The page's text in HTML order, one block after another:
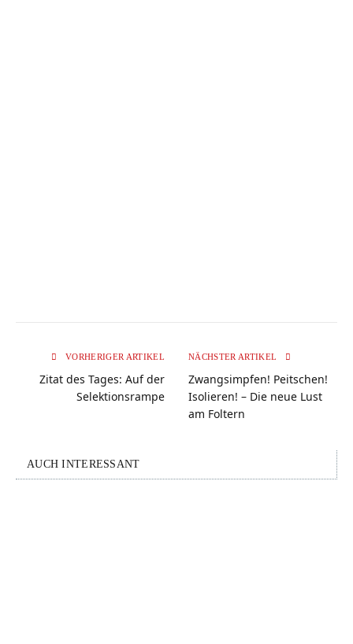
VORHERIGER ARTIKEL
Zitat des Tages: Auf der
Selektionsrampe
NÄCHSTER ARTIKEL
Zwangsimpfen! Peitschen!
Isolieren! – Die neue Lust
am Foltern
AUCH INTERESSANT